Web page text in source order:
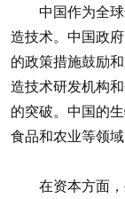
中国作为全球
造技术。中国政
的政策措施鼓励
造技术研发机构
的突破。中国的
食品和农业等领
在资本方面，